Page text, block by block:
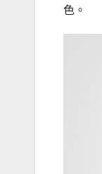
色。